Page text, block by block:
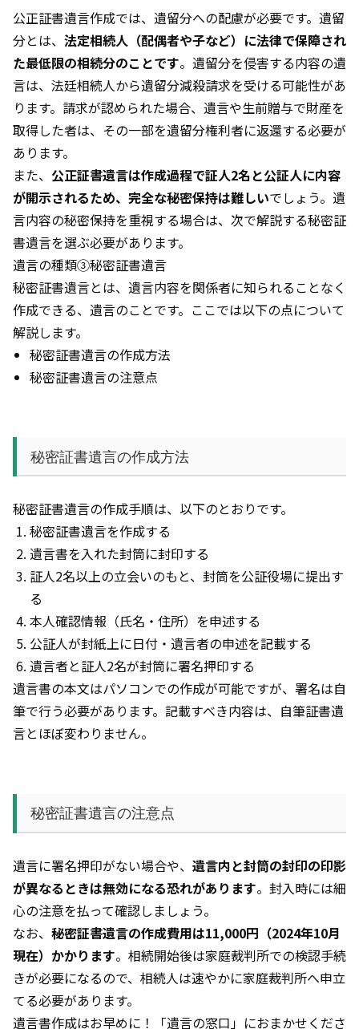
公正証書遺言作成では、遺留分への配慮が必要です。遺留
分とは、 法定相続人（配偶者や子など）に法律で保障され
た最低限の相続分のことです。遺留分を侵害する内容の遺
言は、法廷相続人から遺留分減殺請求を受ける可能性があ
ります。請求が認められた場合、遺言や生前贈与で財産を
取得した者は、その一部を遺留分権利者に返還する必要が
あります。
また、 公正証書遺言は作成過程で証人2名と公証人に内容
が開示されるため、完全な秘密保持は難しいでしょう。遺
言内容の秘密保持を重視する場合は、次で解説する秘密証
書遺言を選ぶ必要があります。
遺言の種類③秘密証書遺言
秘密証書遺言とは、遺言内容を関係者に知られることなく
作成できる、遺言のことです。ここでは以下の点について
解説します。
秘密証書遺言の作成方法
秘密証書遺言の注意点
秘密証書遺言の作成方法
秘密証書遺言の作成手順は、以下のとおりです。
秘密証書遺言を作成する
遺言書を入れた封筒に封印する
証人2名以上の立会いのもと、封筒を公証役場に提出す
る
本人確認情報（氏名・住所）を申述する
公証人が封紙上に日付・遺言者の申述を記載する
遺言者と証人2名が封筒に署名押印する
遺言書の本文はパソコンでの作成が可能ですが、署名は自
筆で行う必要があります。記載すべき内容は、自筆証書遺
言とほぼ変わりません。
秘密証書遺言の注意点
遺言に署名押印がない場合や、 遺言内と封筒の封印の印影
が異なるときは無効になる恐れがあります。封入時には細
心の注意を払って確認しましょう。
なお、 秘密証書遺言の作成費用は11,000円（2024年10月
現在）かかります。相続開始後は家庭裁判所での検認手続
きが必要になるので、相続人は速やかに家庭裁判所へ申立
てる必要があります。
遺言書作成はお早めに！「遺言の窓口」におまかせくださ